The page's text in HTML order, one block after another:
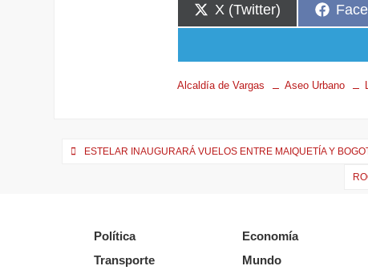
X (Twitter)
Alcaldía de Vargas Aseo Urbano
ESTELAR INAUGURARÁ VUELOS ENTRE MAIQUETÍA Y
Política Economía
Transporte
Mundo